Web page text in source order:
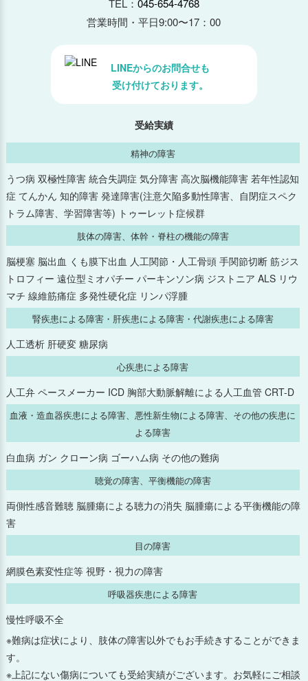
2025年8月
2025年4月
2025年3月
2025年2月
2025年1月
2024年12月
2024年10月
2024年8月
2024年7月
2024年6月
2024年5月
2024年4月
2024年3月
2024年2月
TEL： 045-654-4768
営業時間・平日9:00〜17：00
LINEからのお問合せも
受け付けております。
受給実績
精神の障害
うつ病 双極性障害 統合失調症 気分障害 高次脳機能障害 若年性認知
症 てんかん 知的障害 発達障害(注意欠陥多動性障害、自閉症スペク
トラム障害、学習障害等) トゥーレット症候群
肢体の障害、体幹・脊柱の機能の障害
脳梗塞 脳出血 くも膜下出血 人工関節・人工骨頭 手関節切断 筋ジス
トロフィー 遠位型ミオパチー パーキンソン病 ジストニア ALS リウ
マチ 線維筋痛症 多発性硬化症 リンパ浮腫
腎疾患による障害・肝疾患による障害・代謝疾患による障害
人工透析 肝硬変 糖尿病
心疾患による障害
人工弁 ペースメーカー ICD 胸部大動脈解離による人工血管 CRT-D
血液・造血器疾患による障害、悪性新生物による障害、その他の疾患に
よる障害
白血病 ガン クローン病 ゴーハム病 その他の難病
聴覚の障害、平衡機能の障害
両側性感音難聴 脳腫瘍による聴力の消失 脳腫瘍による平衡機能の障
害
目の障害
網膜色素変性症等 視野・視力の障害
呼吸器疾患による障害
慢性呼吸不全
※難病は症状により、肢体の障害以外でもお手続きすることができま
す。
※上記にない傷病についても受給実績がございます。お気軽にご相談